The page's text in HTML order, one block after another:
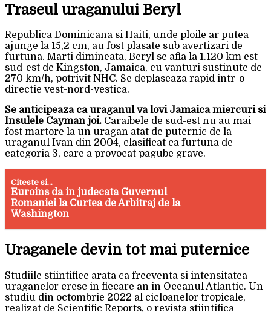
Traseul uraganului Beryl
Republica Dominicana si Haiti, unde ploile ar putea
ajunge la 15,2 cm, au fost plasate sub avertizari de
furtuna. Marti dimineata, Beryl se afla la 1.120 km est-
sud-est de Kingston, Jamaica, cu vanturi sustinute de
270 km/h, potrivit NHC. Se deplaseaza rapid intr-o
directie vest-nord-vestica.
Se anticipeaza ca uraganul va lovi Jamaica miercuri si
Insulele Cayman joi. Caraibele de sud-est nu au mai
fost martore la un uragan atat de puternic de la
uraganul Ivan din 2004, clasificat ca furtuna de
categoria 3, care a provocat pagube grave.
Citeste si...
Euroins da in judecata Guvernul
Romaniei la Curtea de Arbitraj de la
Washington
Uraganele devin tot mai puternice
Studiile stiintifice arata ca frecventa si intensitatea
uraganelor cresc in fiecare an in Oceanul Atlantic. Un
studiu din octombrie 2022 al cicloanelor tropicale,
realizat de Scientific Reports, o revista stiintifica